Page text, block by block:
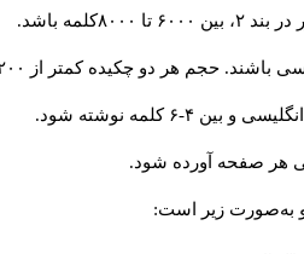
باشد.
چکیده کمتر از ۲۰۰ و بیشتر از ۲۵۰ کلمه نباشد.
کلمه نوشته شود.
هر صفحه آورده شود.
و به‌صورت زیر است: